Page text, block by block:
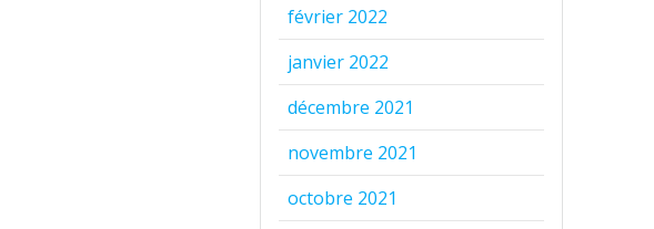
février 2022
janvier 2022
décembre 2021
novembre 2021
octobre 2021